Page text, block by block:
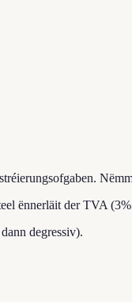
ënnerläit der TVA
degressiv).